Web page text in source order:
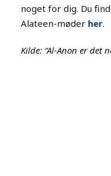
noget for dig. Du
Alateen-møder her.
Kilde: “Al-Anon er det